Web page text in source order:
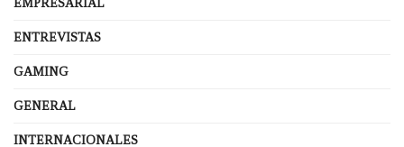
EMPRESARIAL
ENTREVISTAS
GAMING
GENERAL
INTERNACIONALES